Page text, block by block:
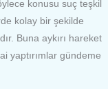
konusu suç teşkil
kolay bir şekilde
Buna aykırı hareket
yaptırımlar gündeme